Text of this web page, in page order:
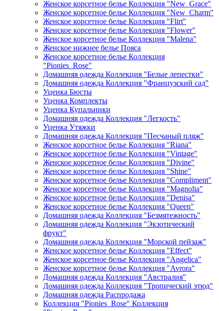
Женское корсетное белье Коллекция "New_Grace"
Женское корсетное белье Коллекция "New_Charm"
Женское корсетное белье Коллекция "Flirt"
Женское корсетное белье Коллекция "Flower"
Женское корсетное белье Коллекция "Malena"
Женское нижнее белье Пояса
Женское корсетное белье Коллекция
"Pionies_Rose"
Домашняя одежда Коллекция "Белые лепестки"
Домашняя одежда Коллекция "Французский сад"
Уценка Бюсты
Уценка Комплекты
Уценка Купальники
Домашняя одежда Коллекция "Легкость"
Уценка Утяжки
Домашняя одежда Коллекция "Песчаный пляж"
Женское корсетное белье Коллекция "Riana"
Женское корсетное белье Коллекция "Vintage"
Женское корсетное белье Коллекция "Divine"
Женское корсетное белье Коллекция "Shine"
Женское корсетное белье Коллекция "Compliment"
Женское корсетное белье Коллекция "Magnolia"
Женское корсетное белье Коллекция "Denisa"
Женское корсетное белье Коллекция "Queen"
Домашняя одежда Коллекция "Безмятежность"
Домашняя одежда Коллекция "Экзотический
фрукт"
Домашняя одежда Коллекция "Морской пейзаж"
Женское корсетное белье Коллекция "Effect"
Женское корсетное белье Коллекция "Angelica"
Женское корсетное белье Коллекция "Avrora"
Домашняя одежда Коллекция "Австралия"
Домашняя одежда Коллекция "Тропический этюд"
Домашняя одежда Распродажа
Коллекция "Pionies_Rose" Коллекция